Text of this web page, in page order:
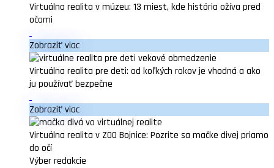
Virtuálna realita v múzeu: 13 miest, kde história ožíva pred
očami
Zobraziť viac
Virtuálna realita pre deti: od koľkých rokov je vhodná a ako
ju používať bezpečne
Zobraziť viac
Virtuálna realita v ZOO Bojnice: Pozrite sa mačke divej priamo
do očí
Výber redakcie